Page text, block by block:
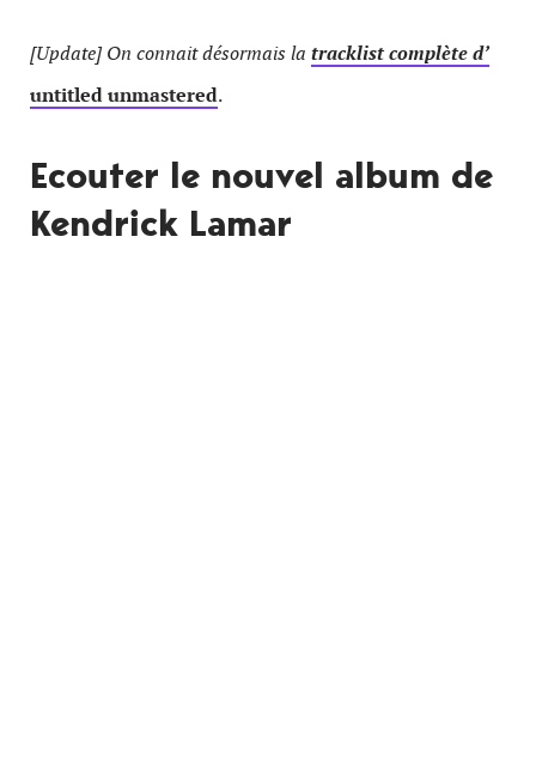
[Update] On connait désormais la tracklist complète d’
untitled unmastered.
Ecouter le nouvel album de
Kendrick Lamar